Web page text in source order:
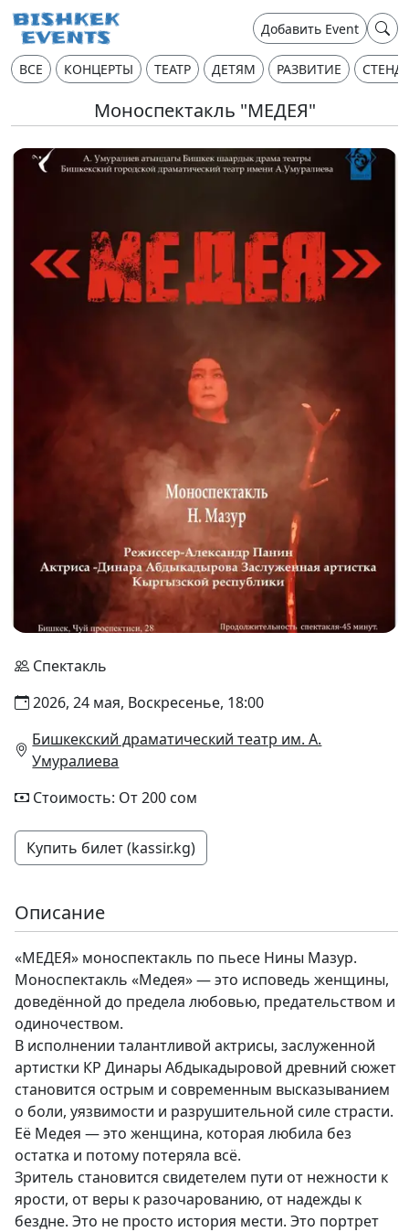
Добавить Event
ВСЕ КОНЦЕРТЫ ТЕАТР ДЕТЯМ РАЗВИТИЕ
Моноспектакль "МЕДЕЯ"
Спектакль
2026, 24 мая, Воскресенье, 18:00
Бишкекский драматический театр им. А.
Умуралиева
Стоимость: От 200 сом
Купить билет (kassir.kg)
Описание
«МЕДЕЯ» моноспектакль по пьесе Нины Мазур.
Моноспектакль «Медея» — это исповедь женщины,
доведённой до предела любовью, предательством и
одиночеством.
В исполнении талантливой актрисы, заслуженной
артистки КР Динары Абдыкадыровой древний сюжет
становится острым и современным высказыванием
о боли, уязвимости и разрушительной силе страсти.
Её Медея — это женщина, которая любила без
остатка и потому потеряла всё.
Зритель становится свидетелем пути от нежности к
ярости, от веры к разочарованию, от надежды к
бездне. Это не просто история мести. Это портрет